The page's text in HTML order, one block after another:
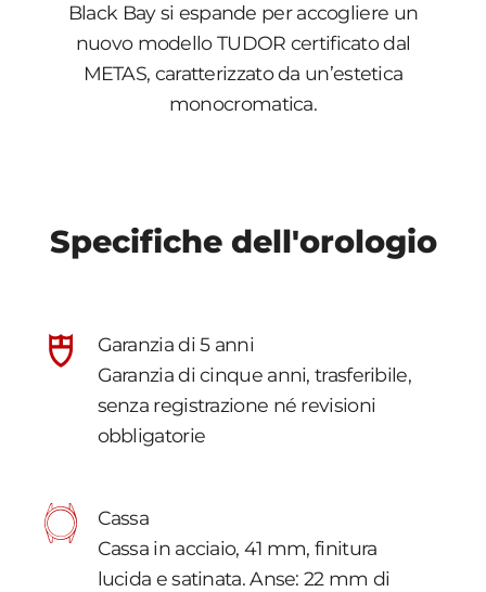
Black Bay si espande per accogliere un
nuovo modello TUDOR certificato dal
METAS, caratterizzato da un’estetica
monocromatica.
Specifiche dell'orologio
Garanzia di 5 anni
Garanzia di cinque anni, trasferibile,
senza registrazione né revisioni
obbligatorie
Cassa
Cassa in acciaio, 41 mm, finitura
lucida e satinata. Anse: 22 mm di